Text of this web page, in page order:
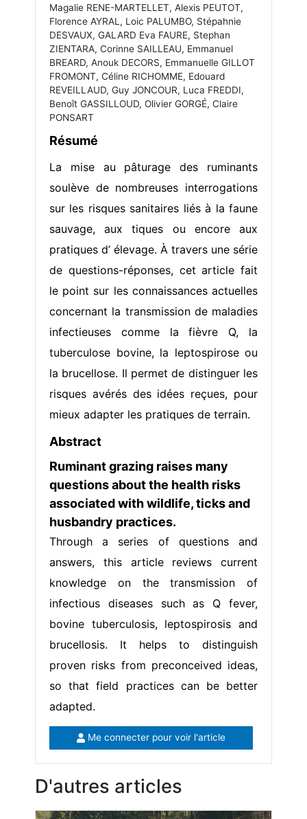
Magalie RENE-MARTELLET, Alexis PEUTOT,
Florence AYRAL, Loic PALUMBO, Stépahnie
DESVAUX, GALARD Eva FAURE, Stephan
ZIENTARA, Corinne SAILLEAU, Emmanuel
BREARD, Anouk DECORS, Emmanuelle GILLOT
FROMONT, Céline RICHOMME, Edouard
REVEILLAUD, Guy JONCOUR, Luca FREDDI,
Benoît GASSILLOUD, Olivier GORGÉ, Claire
PONSART
Résumé
La mise au pâturage des ruminants
soulève de nombreuses interrogations
sur les risques sanitaires liés à la faune
sauvage, aux tiques ou encore aux
pratiques d’ élevage. À travers une série
de questions-réponses, cet article fait
le point sur les connaissances actuelles
concernant la transmission de maladies
infectieuses comme la fièvre Q, la
tuberculose bovine, la leptospirose ou
la brucellose. Il permet de distinguer les
risques avérés des idées reçues, pour
mieux adapter les pratiques de terrain.
Abstract
Ruminant grazing raises many
questions about the health risks
associated with wildlife, ticks and
husbandry practices.
Through a series of questions and
answers, this article reviews current
knowledge on the transmission of
infectious diseases such as Q fever,
bovine tuberculosis, leptospirosis and
brucellosis. It helps to distinguish
proven risks from preconceived ideas,
so that field practices can be better
adapted.
Me connecter pour voir l'article
D'autres articles